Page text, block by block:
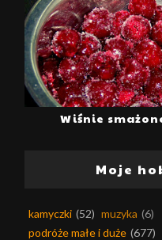
Wiśnie
Moje
kamyczki (52) muzyka (6)
podróże małe i duże (677)